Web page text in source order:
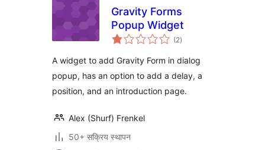
Gravity Forms
Popup Widget
(2कुल
दर)
A widget to add Gravity Form in dialog
popup, has an option to add a delay, a
position, and an introduction page.
Alex (Shurf) Frenkel
50+ सक्रिय स्थापन